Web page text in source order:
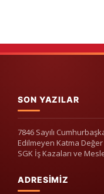
SON YAZILAR
7846 Sayılı
Edilmeyen Katma
SGK İş Kazaları ve
ADRESIMIZ